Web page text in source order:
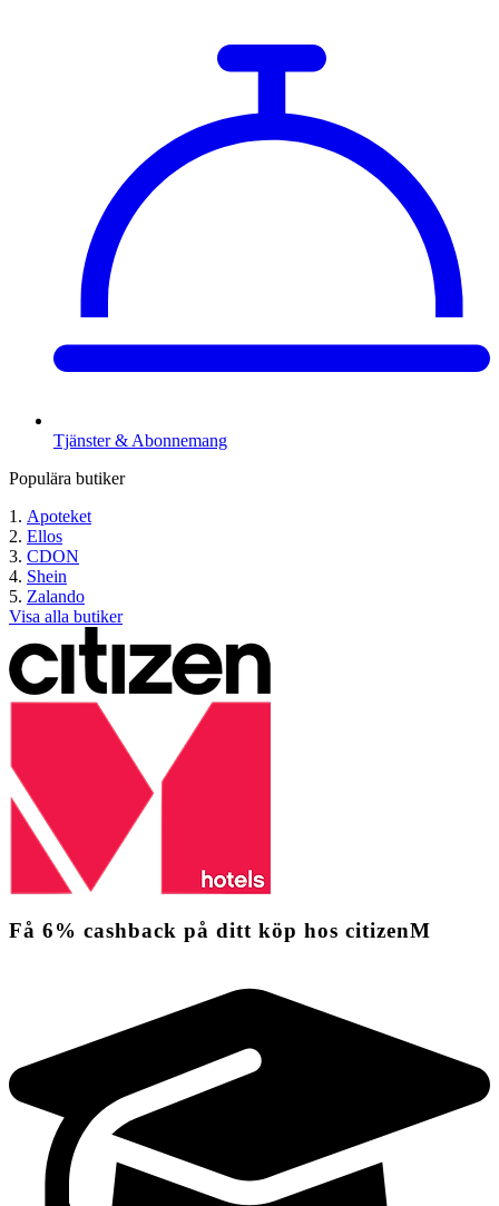
Tjänster & Abonnemang
Populära butiker
Apoteket
Ellos
CDON
Shein
Zalando
Visa alla butiker
Få 6% cashback på ditt köp hos citizenM